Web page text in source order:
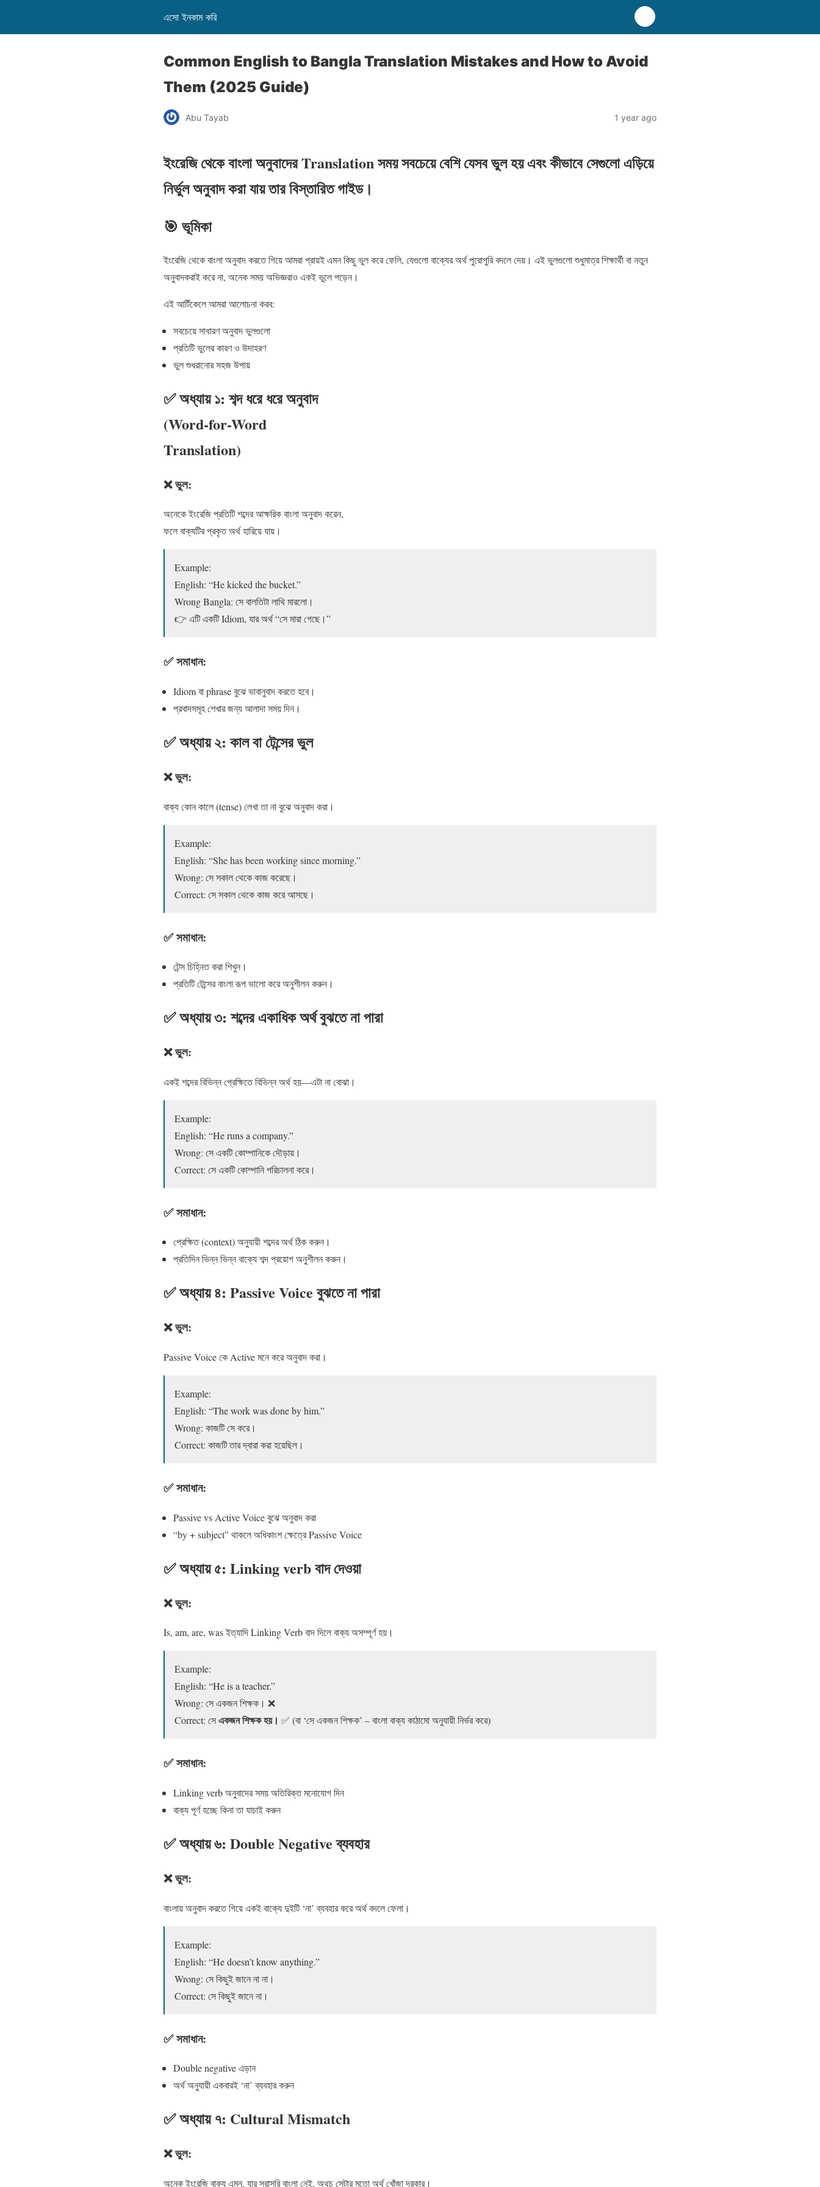
এসো ইনকাম করি
Common English to Bangla Translation Mistakes and How to Avoid
Them (2025 Guide)
Abu Tayab 1 year ago
ইংরেজি থেকে বাংলা অনুবাদের Translation সময় সবচেয়ে বেশি যেসব ভুল হয় এবং কীভাবে সেগুলো এড়িয়ে
নির্ভুল অনুবাদ করা যায় তার বিস্তারিত গাইড।
🎯 ভূমিকা
ইংরেজি থেকে বাংলা অনুবাদ করতে গিয়ে আমরা প্রায়ই এমন কিছু ভুল করে ফেলি, যেগুলো বাক্যের অর্থ পুরোপুরি বদলে দেয়। এই ভুলগুলো শুধুমাত্র শিক্ষার্থী বা নতুন
অনুবাদকরাই করে না, অনেক সময় অভিজ্ঞরাও একই ভুলে পড়েন।
এই আর্টিকেলে আমরা আলোচনা করব:
সবচেয়ে সাধারণ অনুবাদ ভুলগুলো
প্রতিটি ভুলের কারণ ও উদাহরণ
ভুল শুধরানোর সহজ উপায়
✅ অধ্যায় ১: শব্দ ধরে ধরে অনুবাদ
(Word-for-Word
Translation)
❌ ভুল:
অনেকে ইংরেজি প্রতিটি শব্দের আক্ষরিক বাংলা অনুবাদ করেন,
ফলে বাক্যটির প্রকৃত অর্থ হারিয়ে যায়।
Example:
English: “He kicked the bucket.”
Wrong Bangla: সে বালতিটা লাথি মারলো।
👉 এটি একটি Idiom, যার অর্থ “সে মারা গেছে।”
✅ সমাধান:
Idiom বা phrase বুঝে ভাবানুবাদ করতে হবে।
প্রবাদসমূহ শেখার জন্য আলাদা সময় দিন।
✅ অধ্যায় ২: কাল বা টেন্সের ভুল
❌ ভুল:
বাক্য কোন কালে (tense) লেখা তা না বুঝে অনুবাদ করা।
Example:
English: “She has been working since morning.”
Wrong: সে সকাল থেকে কাজ করেছে।
Correct: সে সকাল থেকে কাজ করে আসছে।
✅ সমাধান:
টেন্স চিহ্নিত করা শিখুন।
প্রতিটি টেন্সের বাংলা রূপ ভালো করে অনুশীলন করুন।
✅ অধ্যায় ৩: শব্দের একাধিক অর্থ বুঝতে না পারা
❌ ভুল:
একই শব্দের বিভিন্ন প্রেক্ষিতে বিভিন্ন অর্থ হয়—এটা না বোঝা।
Example:
English: “He runs a company.”
Wrong: সে একটি কোম্পানিকে দৌড়ায়।
Correct: সে একটি কোম্পানি পরিচালনা করে।
✅ সমাধান:
প্রেক্ষিত (context) অনুযায়ী শব্দের অর্থ ঠিক করুন।
প্রতিদিন ভিন্ন ভিন্ন বাক্যে শব্দ প্রয়োগ অনুশীলন করুন।
✅ অধ্যায় ৪: Passive Voice বুঝতে না পারা
❌ ভুল:
Passive Voice কে Active মনে করে অনুবাদ করা।
Example:
English: “The work was done by him.”
Wrong: কাজটি সে করে।
Correct: কাজটি তার দ্বারা করা হয়েছিল।
✅ সমাধান:
Passive vs Active Voice বুঝে অনুবাদ করা
“by + subject” থাকলে অধিকাংশ ক্ষেত্রে Passive Voice
✅ অধ্যায় ৫: Linking verb বাদ দেওয়া
❌ ভুল:
Is, am, are, was ইত্যাদি Linking Verb বাদ দিলে বাক্য অসম্পূর্ণ হয়।
Example:
English: “He is a teacher.”
Wrong: সে একজন শিক্ষক। ❌
Correct: সেএকজন শিক্ষকহয়। ✅ (বা ‘সে একজন শিক্ষক’ – বাংলা বাক্য কাঠামো অনুযায়ী নির্ভর করে)
✅ সমাধান:
Linking verb অনুবাদের সময় অতিরিক্ত মনোযোগ দিন
বাক্য পূর্ণ হচ্ছে কিনা তা যাচাই করুন
✅ অধ্যায় ৬: Double Negative ব্যবহার
❌ ভুল:
বাংলায় অনুবাদ করতে গিয়ে একই বাক্যে দুইটি ‘না’ ব্যবহার করে অর্থ বদলে ফেলা।
Example:
English: “He doesn’t know anything.”
Wrong: সে কিছুই জানে না না।
Correct: সে কিছুই জানে না।
✅ সমাধান:
Double negative এড়ান
অর্থ অনুযায়ী একবারই ‘না’ ব্যবহার করুন
✅ অধ্যায় ৭: Cultural Mismatch
❌ ভুল:
অনেক ইংরেজি বাক্য এমন, যার সরাসরি বাংলা নেই, অথচ সেটার মতো অর্থ খোঁজা দরকার।